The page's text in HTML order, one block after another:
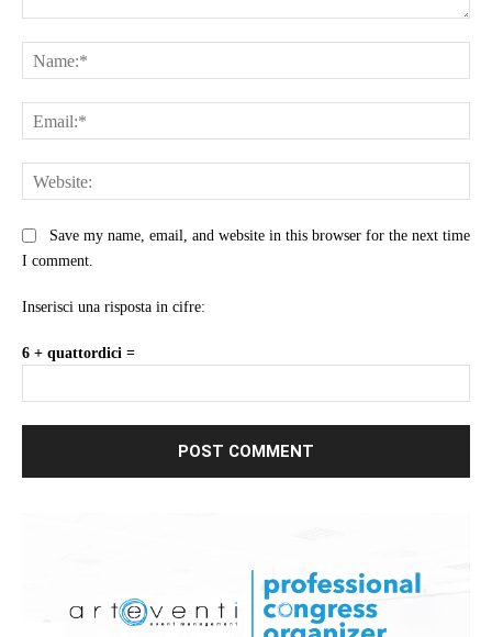
Save my name, email, and website in this browser for the next time
I comment.
Inserisci una risposta in cifre:
6 + quattordici =